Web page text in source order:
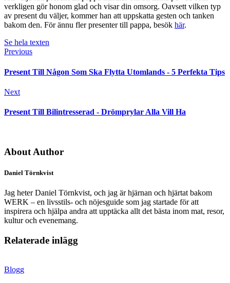
verkligen gör honom glad och visar din omsorg. Oavsett vilken typ
av present du väljer, kommer han att uppskatta gesten och tanken
bakom den. För ännu fler presenter till pappa, besök här.
Se hela texten
Previous
Present Till Någon Som Ska Flytta Utomlands - 5 Perfekta Tips
Next
Present Till Bilintresserad - Drömprylar Alla Vill Ha
About Author
Daniel Törnkvist
Jag heter Daniel Törnkvist, och jag är hjärnan och hjärtat bakom
WERK – en livsstils- och nöjesguide som jag startade för att
inspirera och hjälpa andra att upptäcka allt det bästa inom mat, resor,
kultur och evenemang.
Relaterade inlägg
Blogg